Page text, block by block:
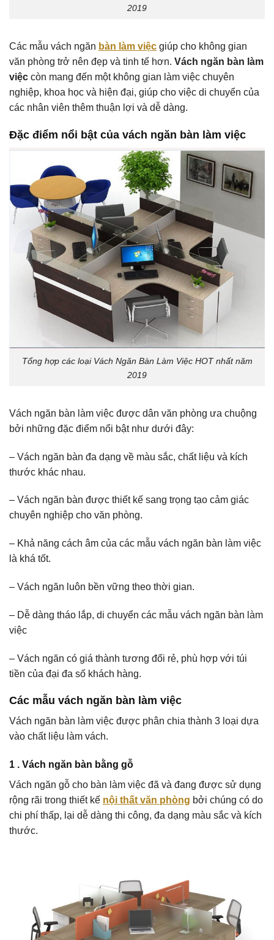
2019
Các mẫu vách ngăn bàn làm việc giúp cho không gian
văn phòng trở nên đẹp và tinh tế hơn. Vách ngăn bàn làm
việc còn mang đến một không gian làm việc chuyên
nghiệp, khoa học và hiện đại, giúp cho việc di chuyển của
các nhân viên thêm thuận lợi và dễ dàng.
Đặc điểm nổi bật của vách ngăn bàn làm việc
Tổng hợp các loại Vách Ngăn Bàn Làm Việc HOT nhất năm
2019
Vách ngăn bàn làm việc được dân văn phòng ưa chuộng
bởi những đặc điểm nổi bật như dưới đây:
– Vách ngăn bàn đa dạng về màu sắc, chất liệu và kích
thước khác nhau.
– Vách ngăn bàn được thiết kế sang trọng tạo cảm giác
chuyên nghiệp cho văn phòng.
– Khả năng cách âm của các mẫu vách ngăn bàn làm việc
là khá tốt.
– Vách ngăn luôn bền vững theo thời gian.
– Dễ dàng tháo lắp, di chuyển các mẫu vách ngăn bàn làm
việc
– Vách ngăn có giá thành tương đối rẻ, phù hợp với túi
tiền của đại đa số khách hàng.
Các mẫu vách ngăn bàn làm việc
Vách ngăn bàn làm việc được phân chia thành 3 loại dựa
vào chất liệu làm vách.
1 . Vách ngăn bàn bằng gỗ
Vách ngăn gỗ cho bàn làm việc đã và đang được sử dụng
rộng rãi trong thiết kế nội thất văn phòng bởi chúng có do
chi phí thấp, lại dễ dàng thi công, đa dạng màu sắc và kích
thước.